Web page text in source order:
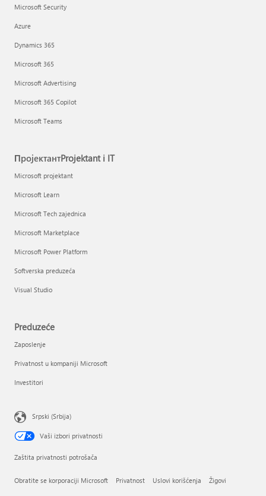
Microsoft Security
Azure
Dynamics 365
Microsoft 365
Microsoft Advertising
Microsoft 365 Copilot
Microsoft Teams
ПројектантProjektant i IT
Microsoft projektant
Microsoft Learn
Microsoft Tech zajednica
Microsoft Marketplace
Microsoft Power Platform
Softverska preduzeća
Visual Studio
Preduzeće
Zaposlenje
Privatnost u kompaniji Microsoft
Investitori
Srpski (Srbija)
Vaši izbori privatnosti
Zaštita privatnosti potrošača
Obratite se korporaciji Microsoft Privatnost Uslovi korišćenja Žigovi